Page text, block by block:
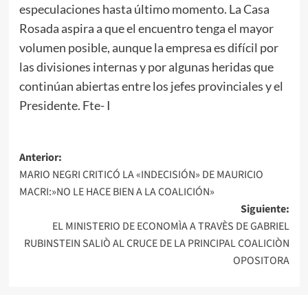
especulaciones hasta último momento. La Casa
Rosada aspira a que el encuentro tenga el mayor
volumen posible, aunque la empresa es difícil por
las divisiones internas y por algunas heridas que
continúan abiertas entre los jefes provinciales y el
Presidente. Fte- I
Navegación
de
Anterior:
MARIO NEGRI CRITICÓ LA «INDECISIÓN» DE MAURICIO
MACRI:»NO LE HACE BIEN A LA COALICIÓN»
Siguiente:
EL MINISTERIO DE ECONOMÌA A TRAVÈS DE GABRIEL
RUBINSTEIN SALIÒ AL CRUCE DE LA PRINCIPAL COALICIÒN
OPOSITORA